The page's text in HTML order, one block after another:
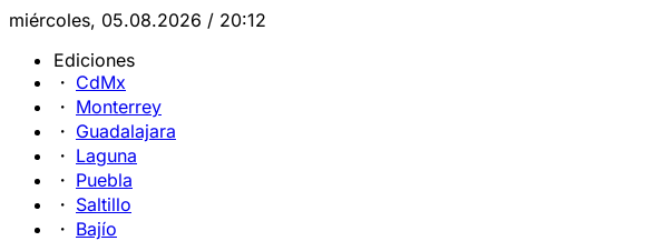
miércoles, 05.08.2026 / 20:12
Ediciones
CdMx
Monterrey
Guadalajara
Laguna
Puebla
Saltillo
Bajío